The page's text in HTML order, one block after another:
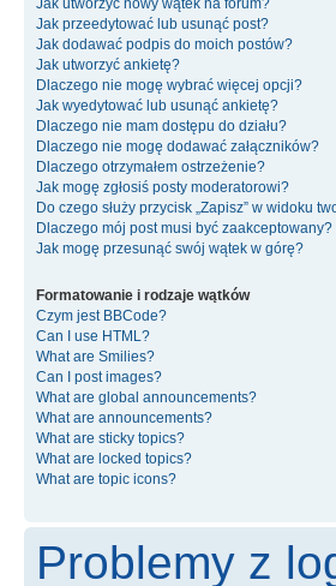
Jak przeedytować lub usunąć post?
Jak dodawać podpis do moich postów?
Jak utworzyć ankietę?
Dlaczego nie mogę wybrać więcej opcji?
Jak wyedytować lub usunąć ankietę?
Dlaczego nie mam dostępu do działu?
Dlaczego nie mogę dodawać załączników?
Dlaczego otrzymałem ostrzeżenie?
Jak mogę zgłosiś posty moderatorowi?
Do czego służy przycisk „Zapisz” w widoku
Dlaczego mój post musi być zaakceptowany?
Jak mogę przesunąć swój wątek w górę?
Formatowanie i rodzaje wątków
Czym jest BBCode?
Can I use HTML?
What are Smilies?
Can I post images?
What are global announcements?
What are announcements?
What are sticky topics?
What are locked topics?
What are topic icons?
Problemy z